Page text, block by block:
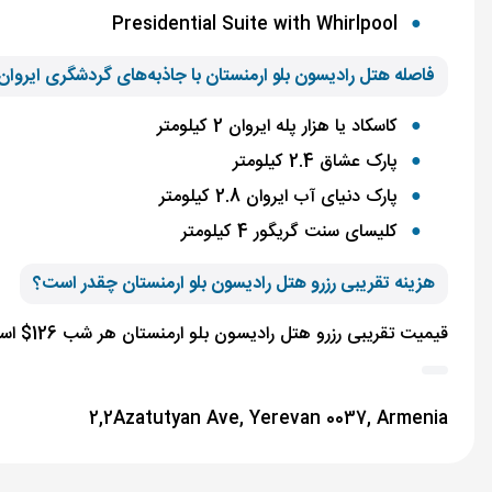
Presidential Suite with Whirlpool
فاصله هتلرادیسون بلوارمنستان با جاذبه‌های گردشگری
کاسکاد یا هزار پله ایروان 2 کیلومتر
پارک عشاق 2.4 کیلومتر
پارک دنیای آب ایروان 2.8 کیلومتر
کلیسای سنت گریگور 4 کیلومتر
هزینه تقریبی رزرو هتلرادیسون بلوارمنستان چقدر است؟
قیمیت تقریبی رزرو هتل رادیسون بلو ارمنستان هر شب 126$ است.
2,2Azatutyan Ave, Yerevan 0037, Armenia